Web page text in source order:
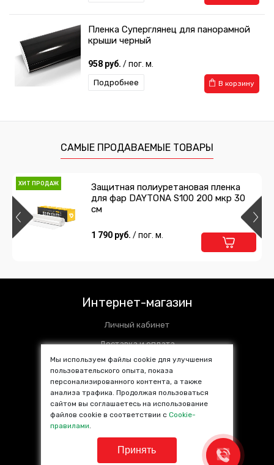
Пленка Суперглянец для панорамной
крыши черный
958 руб. / пог. м.
В корзину
Подробнее
САМЫЕ ПРОДАВАЕМЫЕ ТОВАРЫ
ХИТ ПРОДАЖ
Защитная полиуретановая пленка
для фар DAYTONA S100 200 мкр 30
см
1 790 руб. / пог. м.
Интернет-магазин
Личный кабинет
Доставка и оплата
Установочные центры
Контакты
SALE %
Популярные товары
Мы используем файлы cookie для улучшения
пользовательского опыта, показа
персонализированного контента, а также
анализа трафика. Продолжая пользоваться
сайтом вы соглашаетесь на использование
файлов cookie в соответствии сCookie-
правилами.
Принять